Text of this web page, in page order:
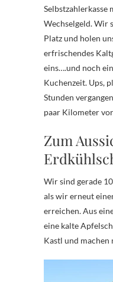
Selbstzahlerkasse
Wechselgeld. Wir
Platz und holen
erfrischendes
eins….und noch
Kuchenzeit. Ups,
Stunden
paar Kilometer
Zum
Wir sind gerade
als wir erneut
erreichen. Aus
eine kalte
Kastl und machen